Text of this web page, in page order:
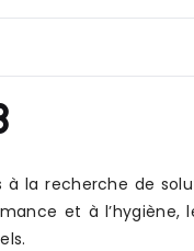
à la recherche de
et à l’hygiène,